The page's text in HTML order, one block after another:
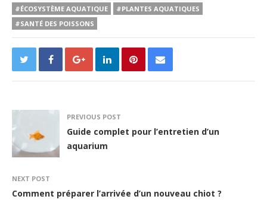
#ÉCOSYSTÈME AQUATIQUE
#PLANTES AQUATIQUES
#SANTÉ DES POISSONS
PREVIOUS POST
Guide complet pour l’entretien d’un
aquarium
NEXT POST
Comment préparer l’arrivée d’un nouveau chiot ?